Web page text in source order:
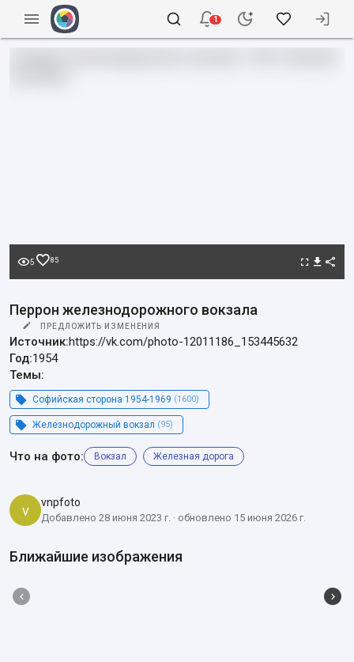
1
5 85
Перрон железнодорожного вокзала
ПРЕДЛОЖИТЬ ИЗМЕНЕНИЯ
Источник:https://vk.com/photo-12011186_153445632
Год:1954
Темы:
Софийская сторона 1954-1969 (1600)
Железнодорожный вокзал (95)
Что на фото: Вокзал Железная дорога
v vnpfoto
Добавлено 28 июня 2023 г. · обновлено 15 июня 2026 г.
Ближайшие изображения